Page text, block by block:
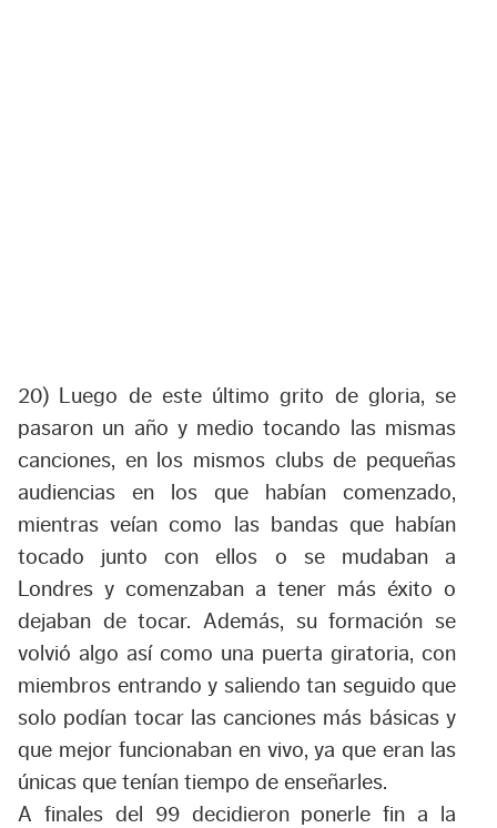
20) Luego de este último grito de gloria, se
pasaron un año y medio tocando las mismas
canciones, en los mismos clubs de pequeñas
audiencias en los que habían comenzado,
mientras veían como las bandas que habían
tocado junto con ellos o se mudaban a
Londres y comenzaban a tener más éxito o
dejaban de tocar. Además, su formación se
volvió algo así como una puerta giratoria, con
miembros entrando y saliendo tan seguido que
solo podían tocar las canciones más básicas y
que mejor funcionaban en vivo, ya que eran las
únicas que tenían tiempo de enseñarles.
A finales del 99 decidieron ponerle fin a la